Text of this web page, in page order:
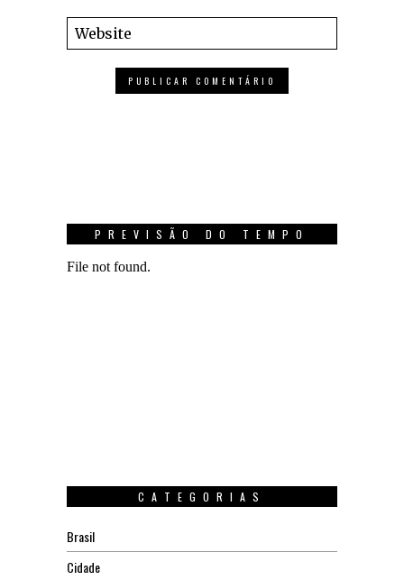
PREVISÃO DO TEMPO
CATEGORIAS
Brasil
Cidade